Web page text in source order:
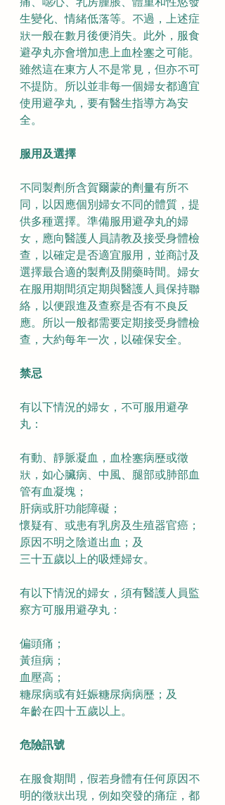
生變化、情緒低落等。不過，上述症
狀一般在數月後便消失。此外，服食
避孕丸亦會增加患上血栓塞之可能。
雖然這在東方人不是常見，但亦不可
不提防。所以並非每一個婦女都適宜
使用避孕丸，要有醫生指導方為安
全。
服用及選擇
不同製劑所含賀爾蒙的劑量有所不
同，以因應個別婦女不同的體質，提
供多種選擇。準備服用避孕丸的婦
女，應向醫護人員請教及接受身體檢
查，以確定是否適宜服用，並商討及
選擇最合適的製劑及開藥時間。婦女
在服用期間須定期與醫護人員保持聯
絡，以便跟進及查察是否有不良反
應。所以一般都需要定期接受身體檢
查，大約每年一次，以確保安全。
禁忌
有以下情況的婦女，不可服用避孕
丸：
有動、靜脈凝血，血栓塞病歷或徵
狀，如心臟病、中風、腿部或肺部血
管有血凝塊；
肝病或肝功能障礙；
懷疑有、或患有乳房及生殖器官癌；
原因不明之陰道出血；及
三十五歲以上的吸煙婦女。
有以下情況的婦女，須有醫護人員監
察方可服用避孕丸：
偏頭痛；
黃疸病；
血壓高；
糖尿病或有妊娠糖尿病病歷；及
年齡在四十五歲以上。
危險訊號
在服食期間，假若身體有任何原因不
明的徵狀出現，例如突發的痛症，都